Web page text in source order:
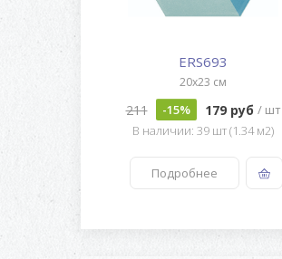
ERS693
20x23 см
211 -15% 179 руб / шт
В наличии: 39 шт (1.34 м2)
Подробнее